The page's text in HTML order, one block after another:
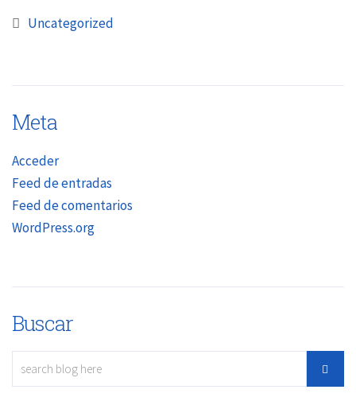
Uncategorized
Meta
Acceder
Feed de entradas
Feed de comentarios
WordPress.org
Buscar